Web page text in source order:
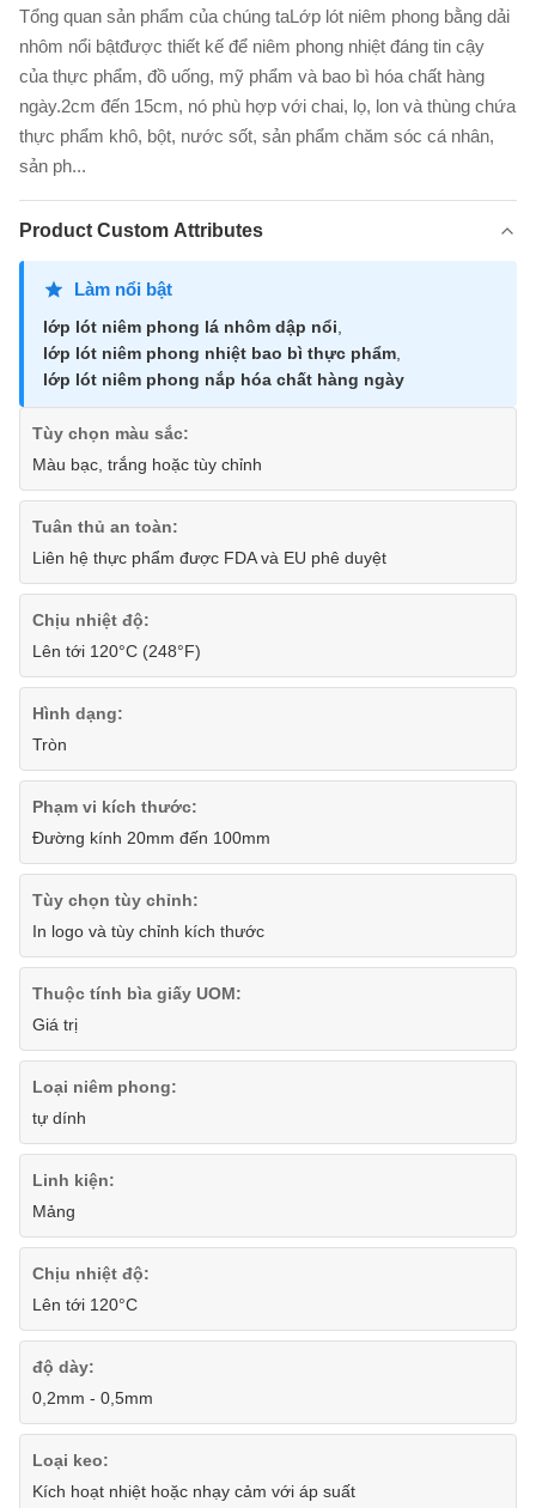
Tổng quan sản phẩm của chúng taLớp lót niêm phong bằng dải
nhôm nổi bậtđược thiết kế để niêm phong nhiệt đáng tin cậy
của thực phẩm, đồ uống, mỹ phẩm và bao bì hóa chất hàng
ngày.2cm đến 15cm, nó phù hợp với chai, lọ, lon và thùng chứa
thực phẩm khô, bột, nước sốt, sản phẩm chăm sóc cá nhân,
sản ph...
Product Custom Attributes
Làm nổi bật
lớp lót niêm phong lá nhôm dập nổi,
lớp lót niêm phong nhiệt bao bì thực phẩm,
lớp lót niêm phong nắp hóa chất hàng ngày
Tùy chọn màu sắc:
Màu bạc, trắng hoặc tùy chỉnh
Tuân thủ an toàn:
Liên hệ thực phẩm được FDA và EU phê duyệt
Chịu nhiệt độ:
Lên tới 120°C (248°F)
Hình dạng:
Tròn
Phạm vi kích thước:
Đường kính 20mm đến 100mm
Tùy chọn tùy chỉnh:
In logo và tùy chỉnh kích thước
Thuộc tính bìa giấy UOM:
Giá trị
Loại niêm phong:
tự dính
Linh kiện:
Mảng
Chịu nhiệt độ:
Lên tới 120°C
độ dày:
0,2mm - 0,5mm
Loại keo:
Kích hoạt nhiệt hoặc nhạy cảm với áp suất